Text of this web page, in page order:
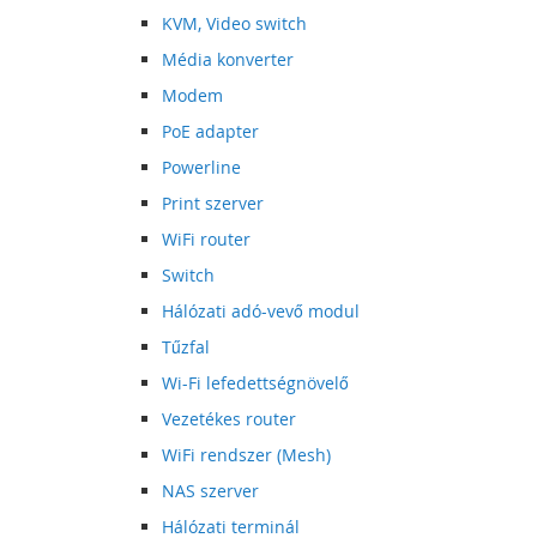
KVM, Video switch
Média konverter
Modem
PoE adapter
Powerline
Print szerver
WiFi router
Switch
Hálózati adó-vevő modul
Tűzfal
Wi-Fi lefedettségnövelő
Vezetékes router
WiFi rendszer (Mesh)
NAS szerver
Hálózati terminál